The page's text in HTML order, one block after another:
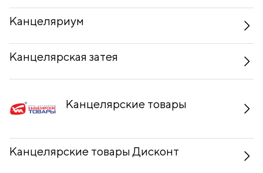
Канцеляриум
Канцелярская затея
Канцелярские товары
Канцелярские товары Дисконт